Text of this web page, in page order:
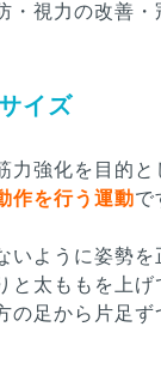
・視力の改善
イズ
強化を目的と
作を行う運動で
いように姿勢
と太ももを上
の足から片足